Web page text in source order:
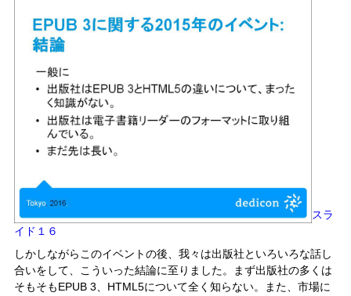
スラ
イド１６
しかしながらこのイベントの後、我々は出版社といろいろな話し
合いをして、こういった結論に至りました。まず出版社の多くは
そもそもEPUB 3、HTML5について全く知らない。また、市場に